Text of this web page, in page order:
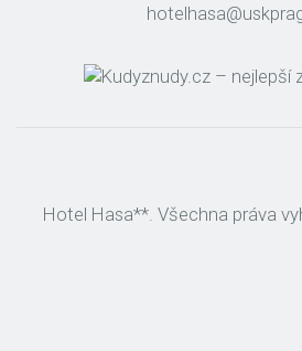
Hotel Hasa**. Všechna práva